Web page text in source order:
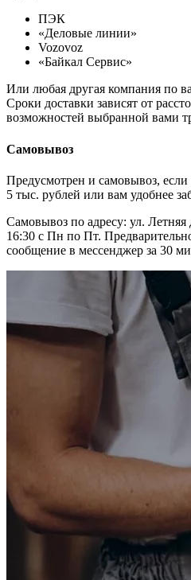
ПЭК
«Деловые линии»
Vozovoz
«Байкал Сервис»
Или любая другая компания по
Сроки доставки зависят от
возможностей выбранной вами
Самовывоз
Предусмотрен и самовывоз,
5 тыс. рублей или вам удобнее
Самовывоз по адресу: ул.
16:30 с Пн по Пт.
сообщение в мессенджер за 30